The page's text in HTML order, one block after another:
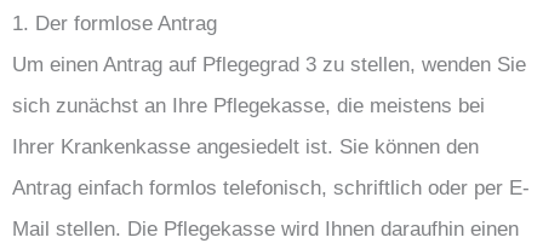
1. Der formlose Antrag
Um einen Antrag auf Pflegegrad 3 zu stellen, wenden Sie
sich zunächst an Ihre Pflegekasse, die meistens bei
Ihrer Krankenkasse angesiedelt ist. Sie können den
Antrag einfach formlos telefonisch, schriftlich oder per E-
Mail stellen. Die Pflegekasse wird Ihnen daraufhin einen